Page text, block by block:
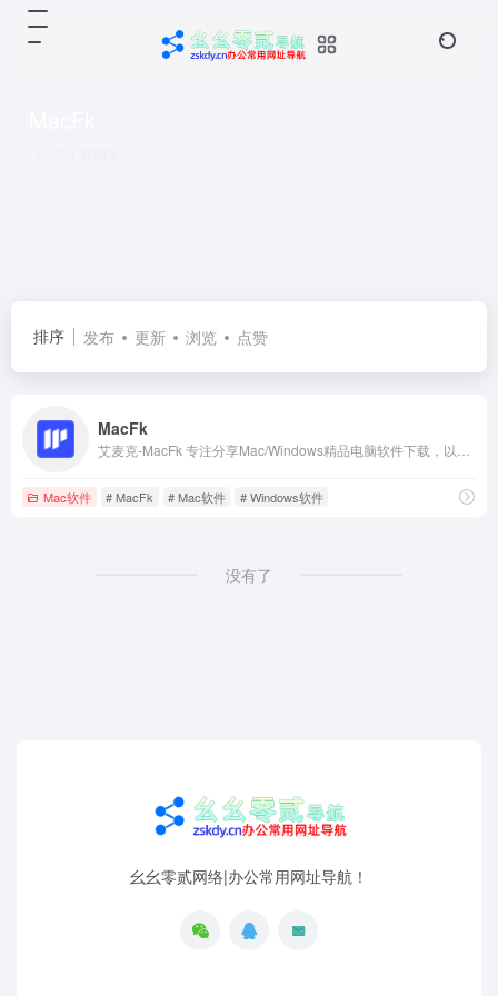
排序 发布 更新 浏览 点赞
MacFk
Mac软件 # MacFk # Mac软件 # Windows软件
没有了
幺幺零贰网络|办公常用网址导航！